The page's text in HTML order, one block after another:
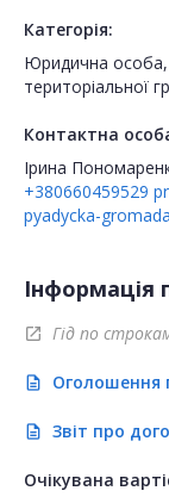
Категорія:
Юридична особа,
територіальної
Контактна
Ірина
+380660459529
pyadycka-
Інформація
open_in_new Гід по
description Оголошення
description Звіт про
Очікувана